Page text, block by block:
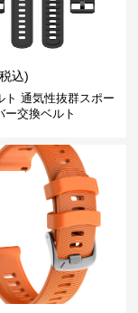
込)
ト 通気性抜群スポー
ー交換ベルト